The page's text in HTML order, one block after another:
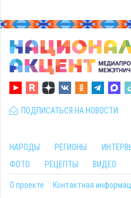
ПОДПИСАТЬСЯ НА НОВОСТИ
НАРОДЫ РЕГИОНЫ
ФОТО
РЕЦЕПТЫ ВИДЕО
О проекте Контактная